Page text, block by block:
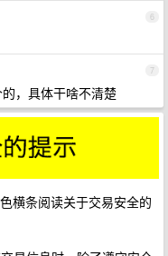
6
7
，具体干啥不清楚
横条阅读关于交易安全的